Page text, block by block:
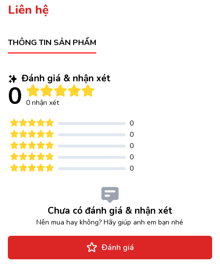
Liên hệ
THÔNG TIN SẢN PHẨM
Đánh giá & nhận xét
0 0 nhận xét
0
0
0
0
0
Chưa có đánh giá & nhận xét
Nên mua hay không? Hãy giúp anh em bạn nhé
Đánh giá